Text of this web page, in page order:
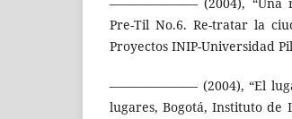
——————— (2004), “Una
Pre-Til No.6. Re-tratar la
Proyectos INIP-Universidad
——————— (2004), “El lugar
lugares, Bogotá, Instituto de